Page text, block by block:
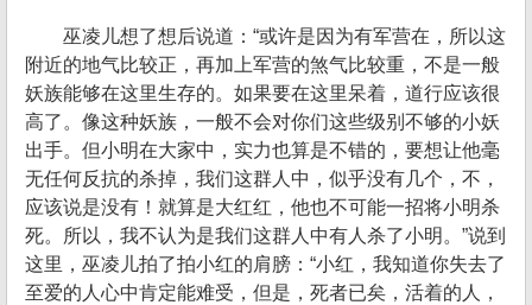
巫凌儿想了想后说道：“或许是因为有军营在，所以这
附近的地气比较正，再加上军营的煞气比较重，不是一般
妖族能够在这里生存的。如果要在这里呆着，道行应该很
高了。像这种妖族，一般不会对你们这些级别不够的小妖
出手。但小明在大家中，实力也算是不错的，要想让他毫
无任何反抗的杀掉，我们这群人中，似乎没有几个，不，
应该说是没有！就算是大红红，他也不可能一招将小明杀
死。所以，我不认为是我们这群人中有人杀了小明。”说到
这里，巫凌儿拍了拍小红的肩膀：“小红，我知道你失去了
至爱的人心中肯定能难受，但是，死者已矣，活着的人，